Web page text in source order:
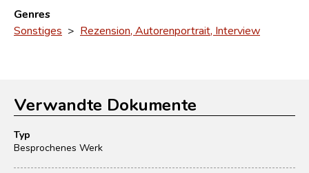
Genres
Sonstiges > Rezension, Autorenportrait, Interview
Verwandte Dokumente
Typ
Besprochenes Werk